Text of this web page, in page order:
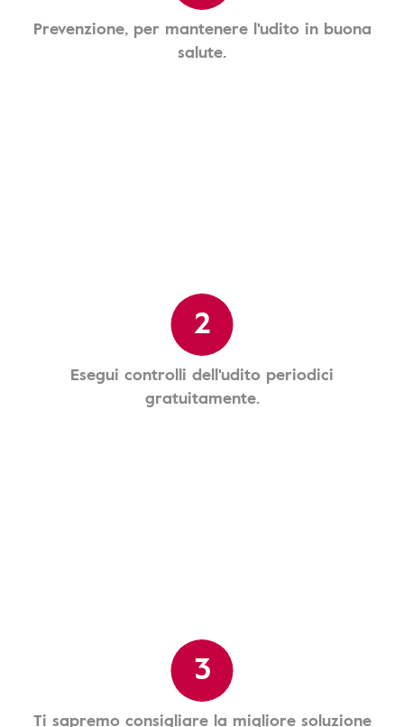
Prevenzione, per mantenere l'udito in buona
salute.
2
Esegui controlli dell'udito periodici
gratuitamente.
3
Ti sapremo consigliare la migliore soluzione